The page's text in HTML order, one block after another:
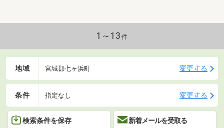
1～13 件
地域 宮城郡七ヶ浜町 変更する
条件 指定なし 変更する
検索条件を保存 新着メールを受取る